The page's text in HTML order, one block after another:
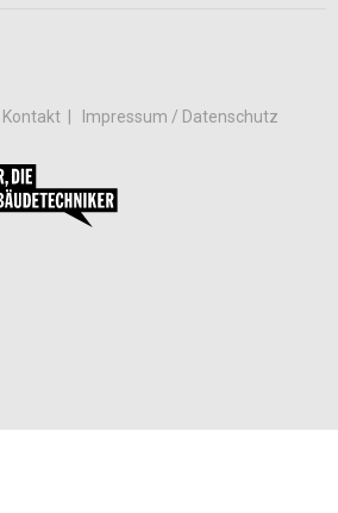
Kontakt Impressum / Datenschutz